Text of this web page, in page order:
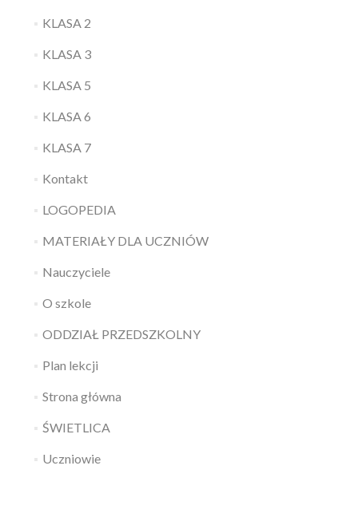
KLASA 2
KLASA 3
KLASA 5
KLASA 6
KLASA 7
Kontakt
LOGOPEDIA
MATERIAŁY DLA UCZNIÓW
Nauczyciele
O szkole
ODDZIAŁ PRZEDSZKOLNY
Plan lekcji
Strona główna
ŚWIETLICA
Uczniowie